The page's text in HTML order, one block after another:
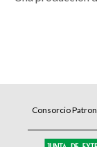
Consorcio